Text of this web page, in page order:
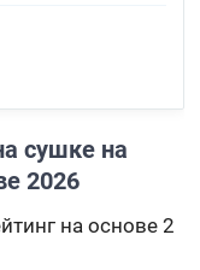
сушке на
2026
на основе 2